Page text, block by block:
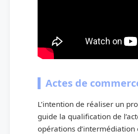
Actes de
L’intention de réaliser un
guide la qualification de
opérations d’intermédiation